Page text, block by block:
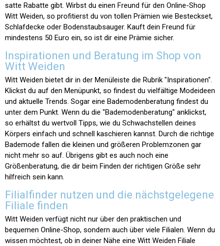
satte Rabatte gibt. Wirbst du einen Freund für den Online-Shop
Witt Weiden, so profitierst du von tollen Prämien wie Besteckset,
Schlafdecke oder Bodenstaubsauger. Kauft dein Freund für
mindestens 50 Euro ein, so ist dir eine Prämie sicher.
Inspirationen und Beratung im Shop von
Witt Weiden
Witt Weiden bietet dir in der Menüleiste die Rubrik "Inspirationen".
Klickst du auf den Menüpunkt, so findest du vielfältige Modeideen
und aktuelle Trends. Sogar eine Bademodenberatung findest du
unter dem Punkt. Wenn du die "Bademodenberatung" anklickst,
so erhältst du wertvoll Tipps, wie du Schwachstellen deines
Körpers einfach und schnell kaschieren kannst. Durch die richtige
Bademode fallen die kleinen und größeren Problemzonen gar
nicht mehr so auf. Übrigens gibt es auch noch eine
Größenberatung, die dir beim Finden der richtigen Größe sehr
hilfreich sein kann.
Filialfinder nutzen und die nächstgelegene
Filiale finden
Witt Weiden verfügt nicht nur über den praktischen und
bequemen Online-Shop, sondern auch über viele Filialen. Wenn du
wissen möchtest, ob in deiner Nähe eine Witt Weiden Filiale